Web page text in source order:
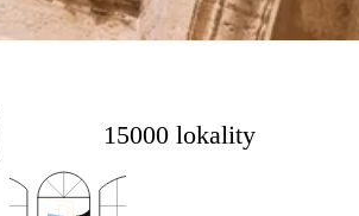
15000 lokality